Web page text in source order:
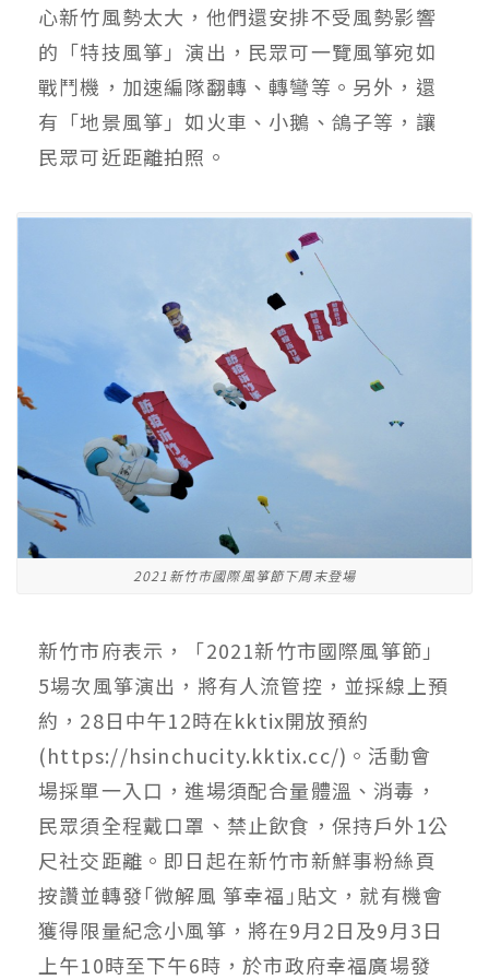
心新竹風勢太大，他們還安排不受風勢影響
的「特技風箏」演出，民眾可一覽風箏宛如
戰鬥機，加速編隊翻轉、轉彎等。另外，還
有「地景風箏」如火車、小鵝、鴿子等，讓
民眾可近距離拍照。
2021新竹市國際風箏節下周末登場
新竹市府表示，「2021新竹市國際風箏節」
5場次風箏演出，將有人流管控，並採線上預
約，28日中午12時在kktix開放預約
(https://hsinchucity.kktix.cc/)。活動會
場採單一入口，進場須配合量體溫、消毒，
民眾須全程戴口罩、禁止飲食，保持戶外1公
尺社交距離。即日起在新竹市新鮮事粉絲頁
按讚並轉發｢微解風 箏幸福｣貼文，就有機會
獲得限量紀念小風箏，將在9月2日及9月3日
上午10時至下午6時，於市政府幸福廣場發